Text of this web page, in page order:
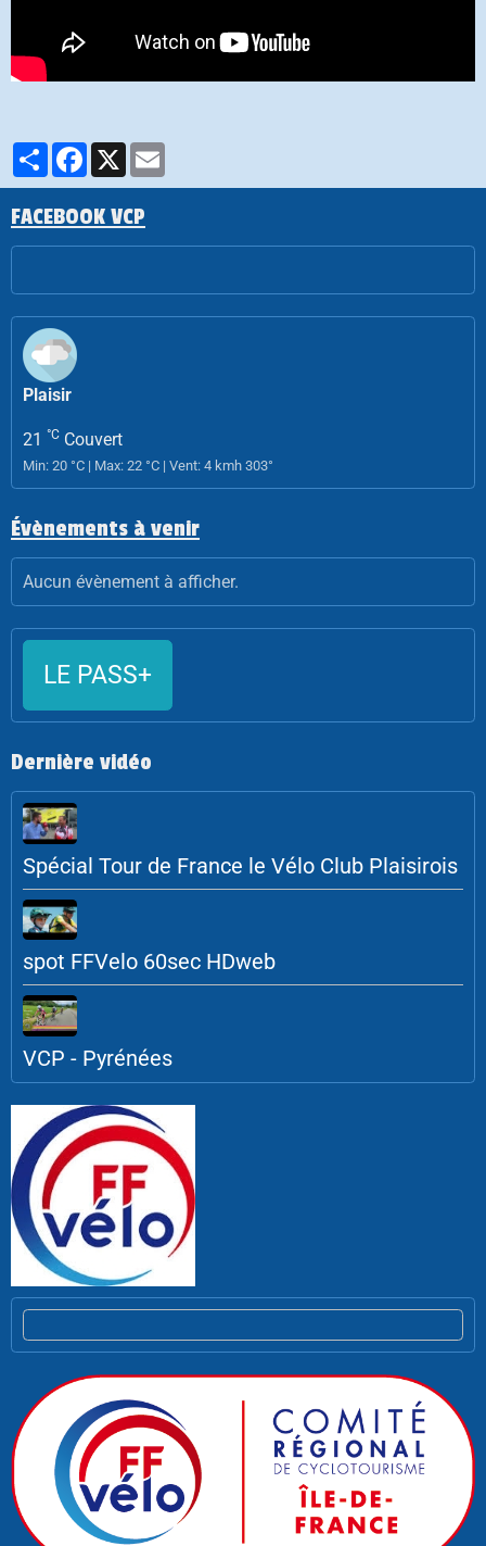
PartagerFacebook
X
FACEBOOK VCP
Plaisir
21 °C Couvert
Min: 20 °C | Max: 22 °C | Vent: 4 kmh 303°
Évènements à venir
Aucun évènement à afficher.
LE PASS+
Dernière vidéo
Spécial Tour de France le Vélo Club Plaisirois
spot FFVelo 60sec HDweb
VCP - Pyrénées